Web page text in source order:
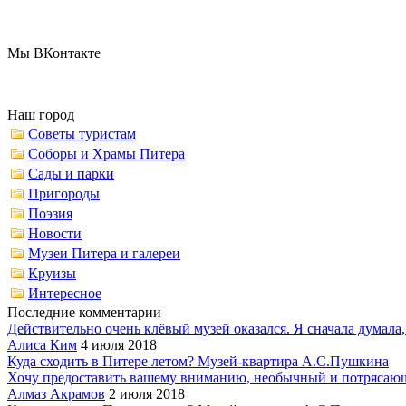
Мы ВКонтакте
Наш город
Советы туристам
Соборы и Храмы Питера
Сады и парки
Пригороды
Поэзия
Новости
Музеи Питера и галереи
Круизы
Интересное
Последние комментарии
Действительно очень клёвый музей оказался. Я сначала
Алиса Ким 4 июля 2018
Куда сходить в Питере летом? Музей-квартира А.С.Пушкина
Хочу предоставить вашему вниманию, необычный и
Алмаз Акрамов 2 июля 2018